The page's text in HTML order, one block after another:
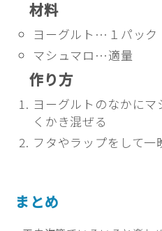
材料
ヨーグルト…１パック
マシュマロ…適量
作り方
ヨーグルトのなかに
くかき混ぜる
フタやラップをして一
まとめ